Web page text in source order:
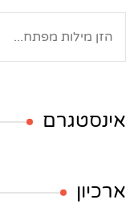
אינסטגרם
ארכיון